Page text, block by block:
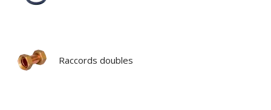
Raccords doubles